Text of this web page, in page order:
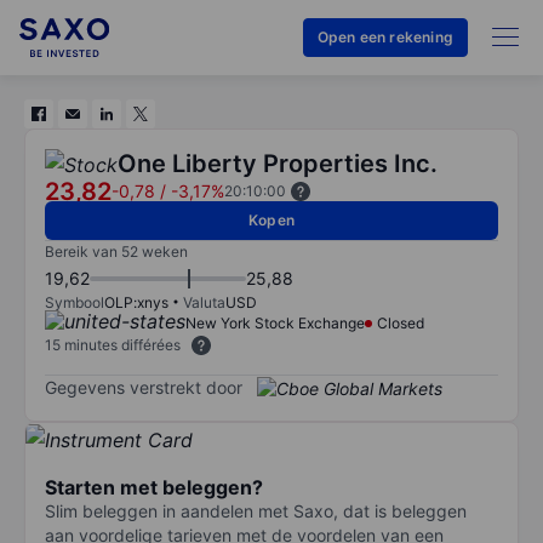
Open een rekening
One Liberty Properties Inc.
23,82-0,78 / -3,17%20:10:00
Kopen
Bereik van 52 weken
19,62 25,88
SymboolOLP:xnys ValutaUSD
New York Stock Exchange
Closed
15 minutes différées
Gegevens verstrekt door
Starten met beleggen?
Slim beleggen in aandelen met Saxo, dat is beleggen
aan voordelige tarieven met de voordelen van een